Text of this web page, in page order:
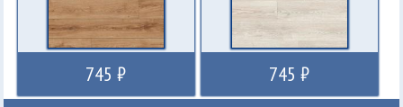
745 ₽ 745 ₽